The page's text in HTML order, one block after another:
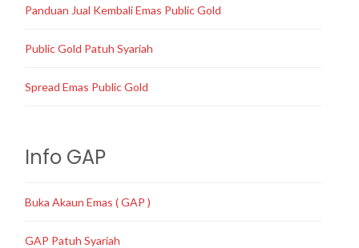
Panduan Jual Kembali Emas Public Gold
Public Gold Patuh Syariah
Spread Emas Public Gold
Info GAP
Buka Akaun Emas ( GAP )
GAP Patuh Syariah